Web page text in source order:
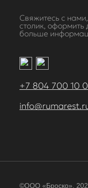
Свяжитесь с
столик, оформить
больше
+7 804 700 10
©ООО «Броско»,